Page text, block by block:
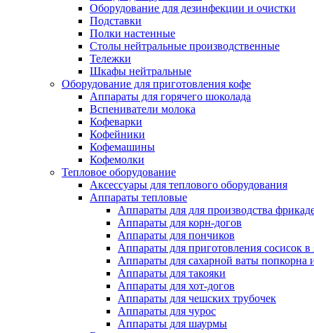
Оборудование для дезинфекции и очистки
Подставки
Полки настенные
Столы нейтральные производственные
Тележки
Шкафы нейтральные
Оборудование для приготовления кофе
Аппараты для горячего шоколада
Вспениватели молока
Кофеварки
Кофейники
Кофемашины
Кофемолки
Тепловое оборудование
Аксессуары для теплового оборудования
Аппараты тепловые
Аппараты для для производства
Аппараты для корн-догов
Аппараты для пончиков
Аппараты для приготовления сосисок в
Аппараты для сахарной ваты попкорна
Аппараты для такояки
Аппараты для хот-догов
Аппараты для чешских трубочек
Аппараты для чурос
Аппараты для шаурмы